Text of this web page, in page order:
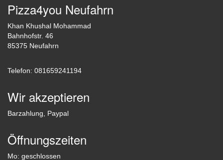
Pizza4you Neufahrn
Khan Khushal Mohammad
Bahnhofstr. 46
85375 Neufahrn
Telefon: 081659241194
Wir akzeptieren
Barzahlung, Paypal
Öffnungszeiten
Mo: geschlossen